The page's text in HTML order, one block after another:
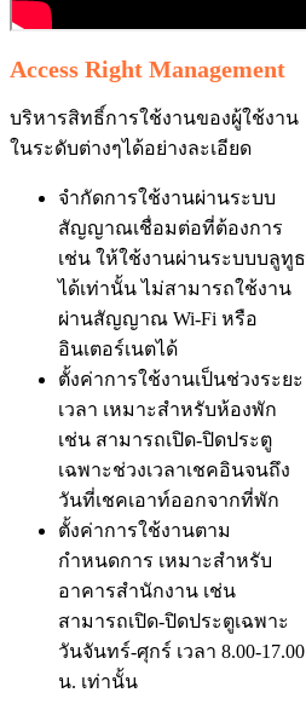
Access Right Management
บริหารสิทธิ์การใช้งานของผู้ใช้งาน
ในระดับต่างๆได้อย่างละเอียด
จำกัดการใช้งานผ่านระบบ
สัญญาณเชื่อมต่อที่ต้องการ
เช่น ให้ใช้งานผ่านระบบบลูทูธ
ได้เท่านั้น ไม่สามารถใช้งาน
ผ่านสัญญาณ Wi-Fi หรือ
อินเตอร์เนตได้
ตั้งค่าการใช้งานเป็นช่วงระยะ
เวลา เหมาะสำหรับห้องพัก
เช่น สามารถเปิด-ปิดประตู
เฉพาะช่วงเวลาเชคอินจนถึง
วันที่เชคเอาท์ออกจากที่พัก
ตั้งค่าการใช้งานตาม
กำหนดการ เหมาะสำหรับ
อาคารสำนักงาน เช่น
สามารถเปิด-ปิดประตูเฉพาะ
วันจันทร์-ศุกร์ เวลา 8.00-17.00
น. เท่านั้น